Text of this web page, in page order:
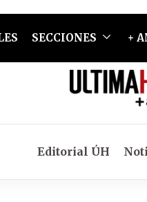
SECCIONES +
Editorial ÚH